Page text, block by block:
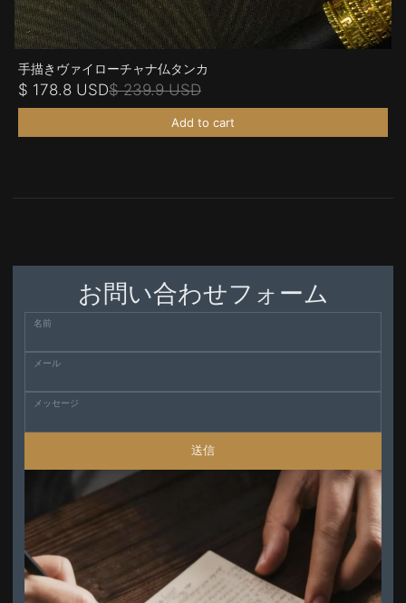
手描きヴァイローチャナ仏タンカ
$ 178.8 USD$ 239.9 USD
Add to cart
お問い合わせフォーム
名前
メール
メッセージ
送信